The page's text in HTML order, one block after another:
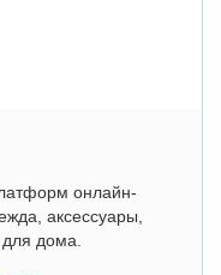
онлайн-
аксессуары,
дома.